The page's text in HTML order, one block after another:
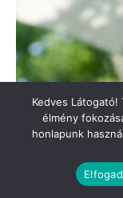
Kedves
élmény
honlapunk